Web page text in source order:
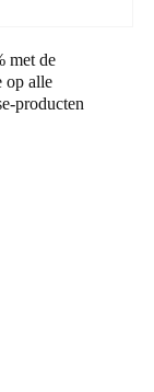
met de
op alle
producten